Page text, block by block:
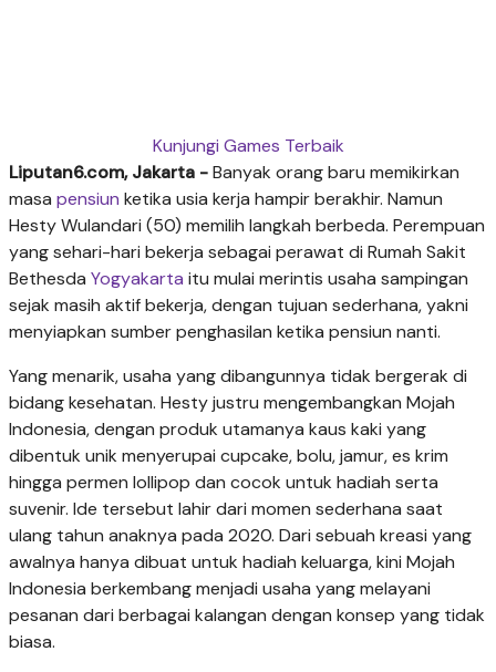
Kunjungi Games Terbaik
Liputan6.com, Jakarta -Banyak orang baru memikirkan
masa pensiun ketika usia kerja hampir berakhir. Namun
Hesty Wulandari (50) memilih langkah berbeda. Perempuan
yang sehari-hari bekerja sebagai perawat di Rumah Sakit
Bethesda Yogyakarta itu mulai merintis usaha sampingan
sejak masih aktif bekerja, dengan tujuan sederhana, yakni
menyiapkan sumber penghasilan ketika pensiun nanti.
Yang menarik, usaha yang dibangunnya tidak bergerak di
bidang kesehatan. Hesty justru mengembangkan Mojah
Indonesia, dengan produk utamanya kaus kaki yang
dibentuk unik menyerupai cupcake, bolu, jamur, es krim
hingga permen lollipop dan cocok untuk hadiah serta
suvenir. Ide tersebut lahir dari momen sederhana saat
ulang tahun anaknya pada 2020. Dari sebuah kreasi yang
awalnya hanya dibuat untuk hadiah keluarga, kini Mojah
Indonesia berkembang menjadi usaha yang melayani
pesanan dari berbagai kalangan dengan konsep yang tidak
biasa.